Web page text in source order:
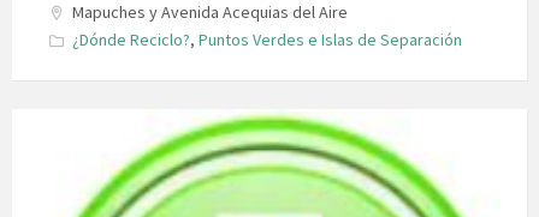
Mapuches y Avenida Acequias del Aire
¿Dónde Reciclo?, Puntos Verdes e Islas de Separación